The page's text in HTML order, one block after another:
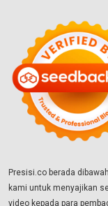
Presisi.co berada
kami untuk menyajikan
video kepada para